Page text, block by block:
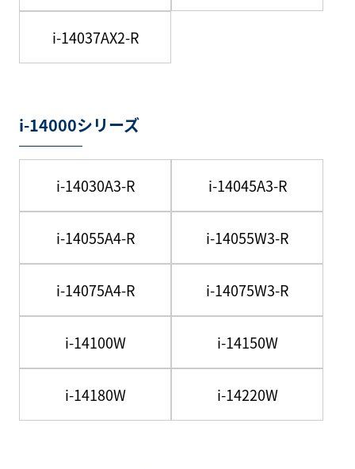
i-14037AX2-R
i-14000シリーズ
i-14030A3-R i-14045A3-R
i-14055A4-R i-14055W3-R
i-14075A4-R i-14075W3-R
i-14100W i-14150W
i-14180W i-14220W